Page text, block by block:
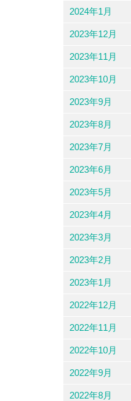
2024年1月
2023年12月
2023年11月
2023年10月
2023年9月
2023年8月
2023年7月
2023年6月
2023年5月
2023年4月
2023年3月
2023年2月
2023年1月
2022年12月
2022年11月
2022年10月
2022年9月
2022年8月